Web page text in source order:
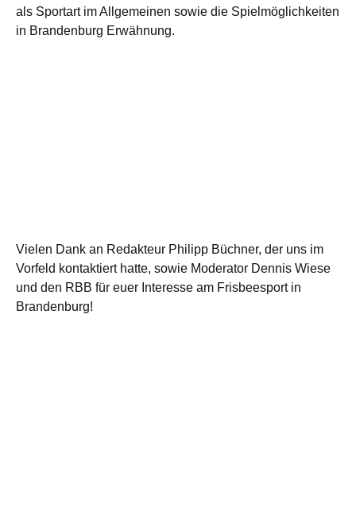
als Sport­art im All­ge­mei­nen sowie die Spiel­mög­lich­kei­ten
in Bran­den­burg Erwähnung.
Vie­len Dank an Redak­teur Phil­ipp Büch­ner, der uns im
Vor­feld kon­tak­tiert hat­te, sowie Mode­ra­tor Den­nis Wie­se
und den RBB für euer Inter­es­se am Fris­bee­s­port in
Brandenburg!